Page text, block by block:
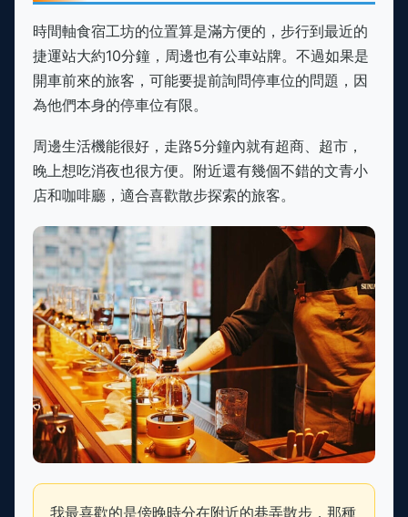
時間軸食宿工坊的位置算是滿方便的，步行到最近的
捷運站大約10分鐘，周邊也有公車站牌。不過如果是
開車前來的旅客，可能要提前詢問停車位的問題，因
為他們本身的停車位有限。
周邊生活機能很好，走路5分鐘內就有超商、超市，
晚上想吃消夜也很方便。附近還有幾個不錯的文青小
店和咖啡廳，適合喜歡散步探索的旅客。
我最喜歡的是傍晚時分在附近的巷弄散步，那種